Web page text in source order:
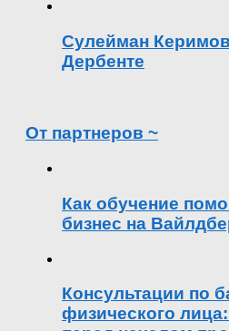
Сулейман
Дербенте
От партнеров ~
Как обучение
бизнес на
Консультации по
физического